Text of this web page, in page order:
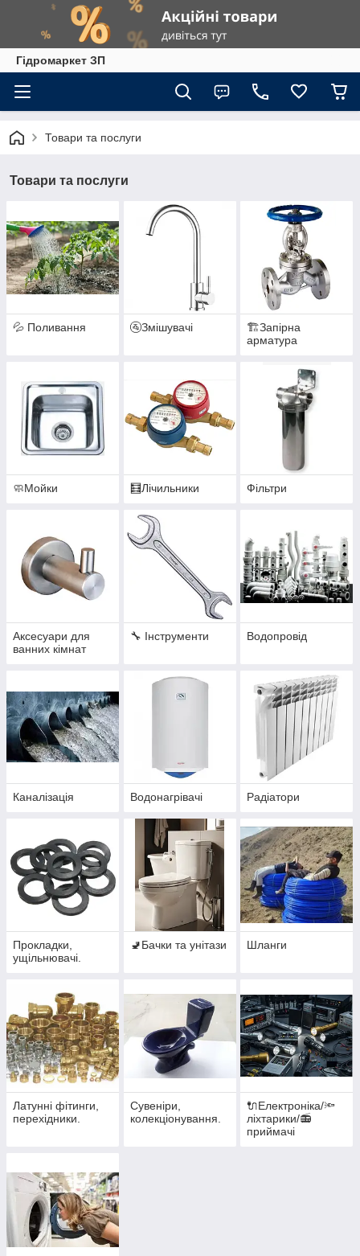
Гiдромаркет ЗП
Товари та послуги
Товари та послуги
💦 Поливання 🚰Змішувачі
🏗️Запірна
арматура
🧼Мойки 🧮Лічильники Фільтри
Аксесуари для
ванних кімнат
🔧 Інструменти Водопровід
Каналізація Водонагрівачі Радіатори
Прокладки,
ущільнювачі.
🚽Бачки та унітази Шланги
Латунні фітинги,
перехідники.
Сувеніри,
колекціонування.
🔌Електроніка/🔦
ліхтарики/📻
приймачі